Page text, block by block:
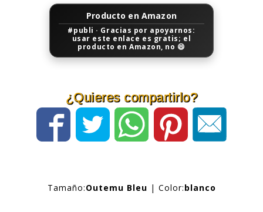
Producto en Amazon
#publi · Gracias por apoyarnos:
usar este enlace es gratis; el
producto en Amazon, no 😄
¿Quieres compartirlo?
Tamaño:Outemu Bleu | Color:blanco